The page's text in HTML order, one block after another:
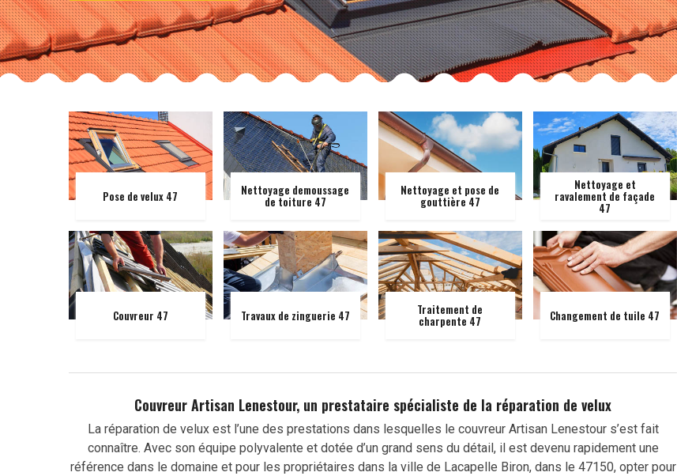
Pose de velux 47 Nettoyage demoussage
de toiture 47
Nettoyage et pose de
gouttière 47
Nettoyage et
ravalement de façade
47
Couvreur 47 Travaux de zinguerie 47 Traitement de
charpente 47 Changement de tuile 47
Couvreur Artisan Lenestour, un prestataire spécialiste de la réparation de velux
La réparation de velux est l’une des prestations dans lesquelles le couvreur Artisan Lenestour s’est fait
connaître. Avec son équipe polyvalente et dotée d’un grand sens du détail, il est devenu rapidement une
référence dans le domaine et pour les propriétaires dans la ville de Lacapelle Biron, dans le 47150, opter pour